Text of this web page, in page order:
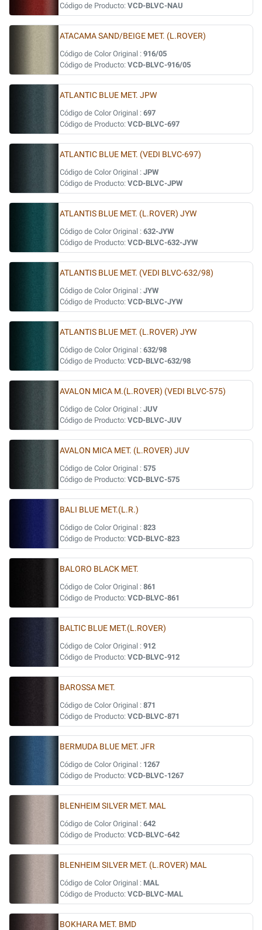
Código de Producto: VCD-BLVC-NAU
ATACAMA SAND/BEIGE MET. (L.ROVER)
Código de Color Original : 916/05
Código de Producto: VCD-BLVC-916/05
ATLANTIC BLUE MET. JPW
Código de Color Original : 697
Código de Producto: VCD-BLVC-697
ATLANTIC BLUE MET. (VEDI BLVC-697)
Código de Color Original : JPW
Código de Producto: VCD-BLVC-JPW
ATLANTIS BLUE MET. (L.ROVER) JYW
Código de Color Original : 632-JYW
Código de Producto: VCD-BLVC-632-JYW
ATLANTIS BLUE MET. (VEDI BLVC-632/98)
Código de Color Original : JYW
Código de Producto: VCD-BLVC-JYW
ATLANTIS BLUE MET. (L.ROVER) JYW
Código de Color Original : 632/98
Código de Producto: VCD-BLVC-632/98
AVALON MICA M.(L.ROVER) (VEDI BLVC-575)
Código de Color Original : JUV
Código de Producto: VCD-BLVC-JUV
AVALON MICA MET. (L.ROVER) JUV
Código de Color Original : 575
Código de Producto: VCD-BLVC-575
BALI BLUE MET.(L.R.)
Código de Color Original : 823
Código de Producto: VCD-BLVC-823
BALORO BLACK MET.
Código de Color Original : 861
Código de Producto: VCD-BLVC-861
BALTIC BLUE MET.(L.ROVER)
Código de Color Original : 912
Código de Producto: VCD-BLVC-912
BAROSSA MET.
Código de Color Original : 871
Código de Producto: VCD-BLVC-871
BERMUDA BLUE MET. JFR
Código de Color Original : 1267
Código de Producto: VCD-BLVC-1267
BLENHEIM SILVER MET. MAL
Código de Color Original : 642
Código de Producto: VCD-BLVC-642
BLENHEIM SILVER MET. (L.ROVER) MAL
Código de Color Original : MAL
Código de Producto: VCD-BLVC-MAL
BOKHARA MET. BMD